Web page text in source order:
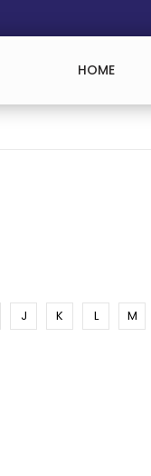
HOME
J K L M